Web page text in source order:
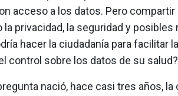
acceso a los datos. Pero compartir
privacidad, la seguridad y posibles
hacer la ciudadanía para facilitar la
control sobre los datos de su salud?
nació, hace casi tres años, la